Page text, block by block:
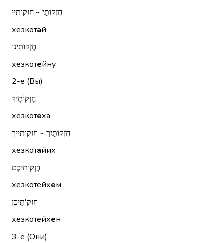
חֶזְקוֹתַי ~ חזקותיי
хезкотай
חֶזְקוֹתֵינוּ
хезкотейну
2-е (Вы)
חֶזְקוֹתֶיךָ
хезкотеха
חֶזְקוֹתַיִךְ ~ חזקותייך
хезкотайих
חֶזְקוֹתֵיכֶם
хезкотейхем
חֶזְקוֹתֵיכֶן
хезкотейхен
3-е (Они)